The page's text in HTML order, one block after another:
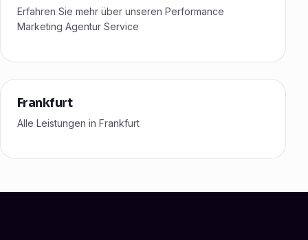
Erfahren Sie mehr über unseren Performance
Marketing Agentur Service
Frankfurt
Alle Leistungen in Frankfurt